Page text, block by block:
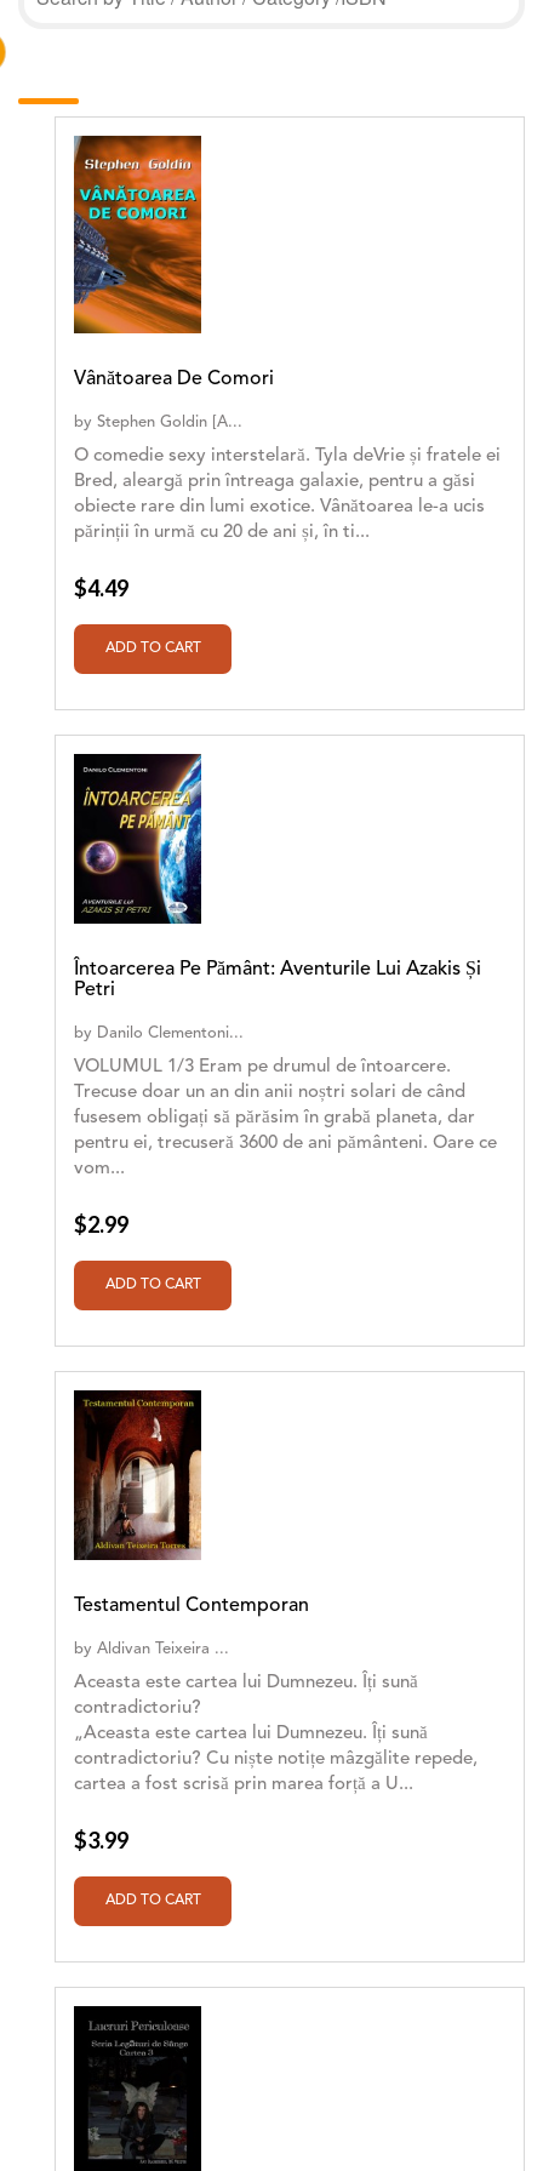
Vânătoarea De Comori
by Stephen Goldin [A...
O comedie sexy interstelară. Tyla deVrie și fratele ei
Bred, aleargă prin întreaga galaxie, pentru a găsi
obiecte rare din lumi exotice. Vânătoarea le-a ucis
părinții în urmă cu 20 de ani și, în ti...
$4.49
Întoarcerea Pe Pământ: Aventurile Lui Azakis Și
Petri
by Danilo Clementoni...
VOLUMUL 1/3 Eram pe drumul de întoarcere.
Trecuse doar un an din anii noștri solari de când
fusesem obligați să părăsim în grabă planeta, dar
pentru ei, trecuseră 3600 de ani pământeni. Oare ce
vom...
$2.99
Testamentul Contemporan
by Aldivan Teixeira ...
Aceasta este cartea lui Dumnezeu. Îți sună
contradictoriu?
„Aceasta este cartea lui Dumnezeu. Îți sună
contradictoriu? Cu niște notițe mâzgălite repede,
cartea a fost scrisă prin marea forță a U...
$3.99